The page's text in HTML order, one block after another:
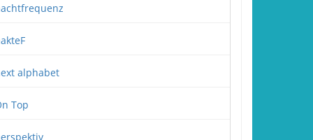
alphabet
Top